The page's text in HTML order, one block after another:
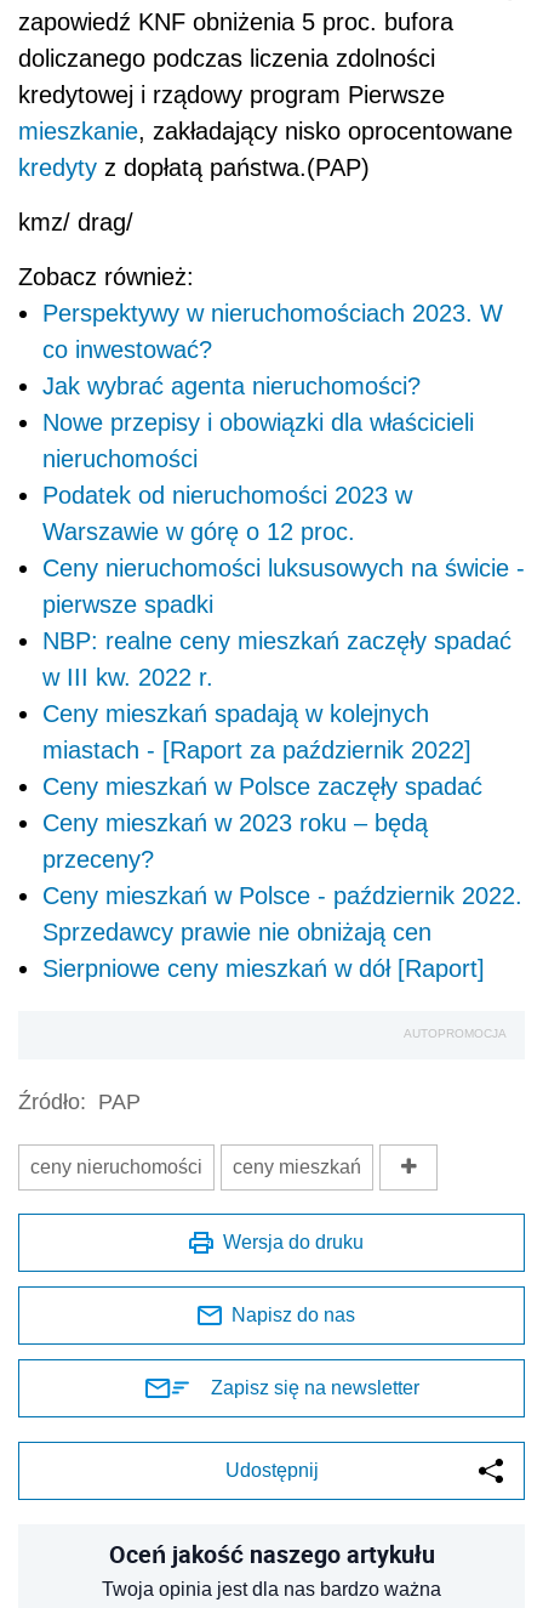
zapowiedź KNF obniżenia 5 proc. bufora
doliczanego podczas liczenia zdolności
kredytowej i rządowy program Pierwsze
mieszkanie, zakładający nisko oprocentowane
kredyty z dopłatą państwa.(PAP)
kmz/ drag/
Zobacz również:
Perspektywy w nieruchomościach 2023. W
co inwestować?
Jak wybrać agenta nieruchomości?
Nowe przepisy i obowiązki dla właścicieli
nieruchomości
Podatek od nieruchomości 2023 w
Warszawie w górę o 12 proc.
Ceny nieruchomości luksusowych na świcie -
pierwsze spadki
NBP: realne ceny mieszkań zaczęły spadać
w III kw. 2022 r.
Ceny mieszkań spadają w kolejnych
miastach - [Raport za październik 2022]
Ceny mieszkań w Polsce zaczęły spadać
Ceny mieszkań w 2023 roku – będą
przeceny?
Ceny mieszkań w Polsce - październik 2022.
Sprzedawcy prawie nie obniżają cen
Sierpniowe ceny mieszkań w dół [Raport]
AUTOPROMOCJA
Źródło: PAP
ceny nieruchomości ceny mieszkań
Wersja do druku
Napisz do nas
Zapisz się na newsletter
Udostępnij
Oceń jakość naszego artykułu
Twoja opinia jest dla nas bardzo ważna